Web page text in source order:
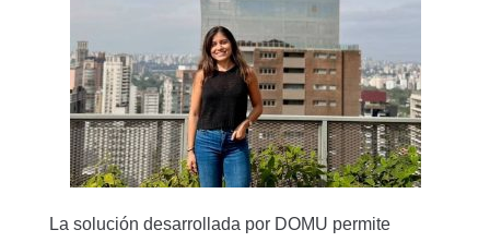
La solución desarrollada por DOMU permite